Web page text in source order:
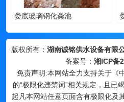
娄底玻璃钢化粪池
版权所有： 湖南诚铭供水设备有限
备案号： 湘ICP备
免责声明:本网站全力支持关于《
的“极限化违禁词”相关规定，且已
起凡本网站任意页面含有极限化及